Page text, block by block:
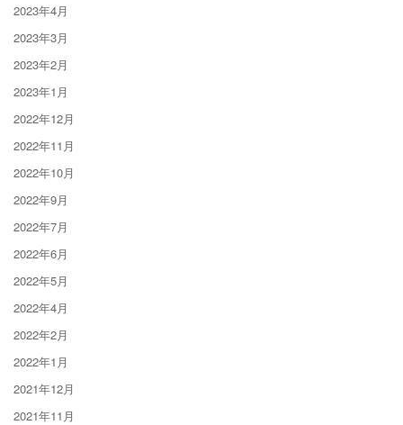
2023年4月
2023年3月
2023年2月
2023年1月
2022年12月
2022年11月
2022年10月
2022年9月
2022年7月
2022年6月
2022年5月
2022年4月
2022年2月
2022年1月
2021年12月
2021年11月